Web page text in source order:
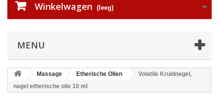
Winkelwagen (leeg)
MENU
Massage Etherische Olien
Volatile Kruidnagel,
nagel etherische olie 10 ml